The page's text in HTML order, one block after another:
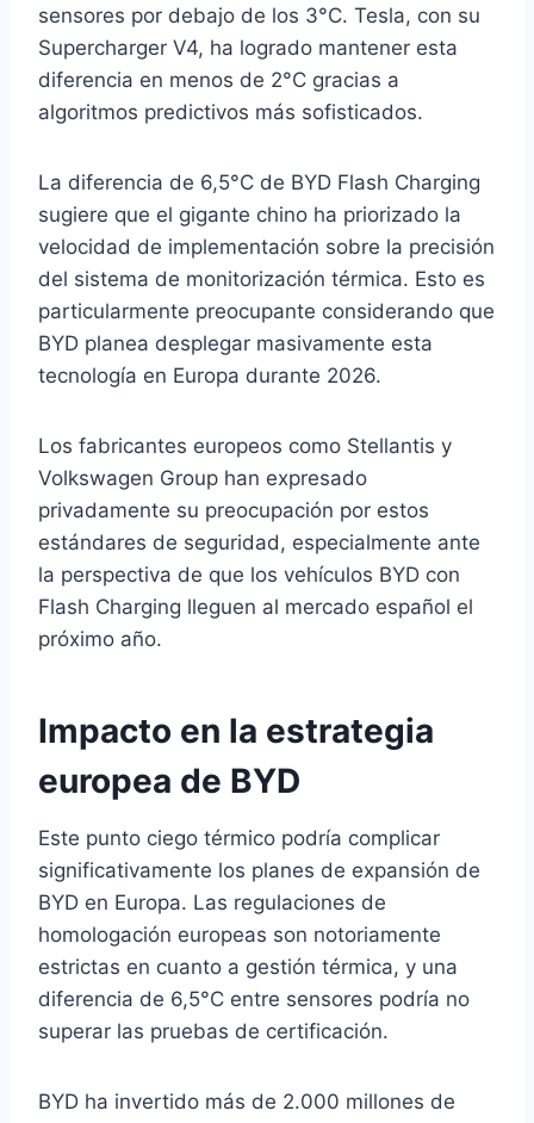
sensores por debajo de los 3°C. Tesla, con su
Supercharger V4, ha logrado mantener esta
diferencia en menos de 2°C gracias a
algoritmos predictivos más sofisticados.
La diferencia de 6,5°C de BYD Flash Charging
sugiere que el gigante chino ha priorizado la
velocidad de implementación sobre la precisión
del sistema de monitorización térmica. Esto es
particularmente preocupante considerando que
BYD planea desplegar masivamente esta
tecnología en Europa durante 2026.
Los fabricantes europeos como Stellantis y
Volkswagen Group han expresado
privadamente su preocupación por estos
estándares de seguridad, especialmente ante
la perspectiva de que los vehículos BYD con
Flash Charging lleguen al mercado español el
próximo año.
Impacto en la estrategia
europea de BYD
Este punto ciego térmico podría complicar
significativamente los planes de expansión de
BYD en Europa. Las regulaciones de
homologación europeas son notoriamente
estrictas en cuanto a gestión térmica, y una
diferencia de 6,5°C entre sensores podría no
superar las pruebas de certificación.
BYD ha invertido más de 2.000 millones de